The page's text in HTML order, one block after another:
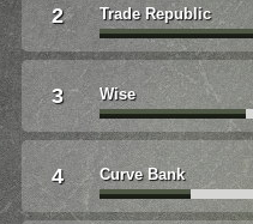
2 Trade Republic
3 Wise
4 Curve Bank